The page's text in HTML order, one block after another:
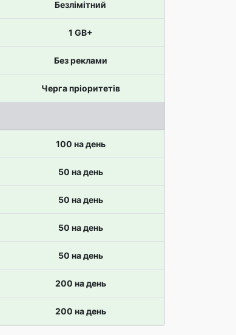
Безлімітний
1 GB+
Без реклами
Черга пріоритетів
100 на день
50 на день
50 на день
50 на день
50 на день
200 на день
200 на день